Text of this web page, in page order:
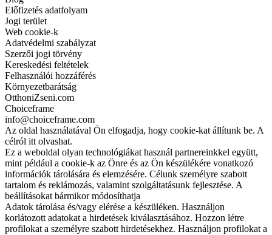
Előfizetés adatfolyam
Jogi terület
Web cookie-k
Adatvédelmi szabályzat
Szerzői jogi törvény
Kereskedési feltételek
Felhasználói hozzáférés
Környezetbarátság
OtthoniZseni.com
Choiceframe
info@choiceframe.com
Az oldal használatával Ön elfogadja, hogy cookie-kat állítunk be. A
célról itt olvashat.
Ez a weboldal olyan technológiákat használ partnereinkkel együtt,
mint például a cookie-k az Önre és az Ön készülékére vonatkozó
információk tárolására és elemzésére. Célunk személyre szabott
tartalom és reklámozás, valamint szolgáltatásunk fejlesztése. A
beállításokat bármikor módosíthatja
Adatok tárolása és/vagy elérése a készüléken. Használjon
korlátozott adatokat a hirdetések kiválasztásához. Hozzon létre
profilokat a személyre szabott hirdetésekhez. Használjon profilokat a